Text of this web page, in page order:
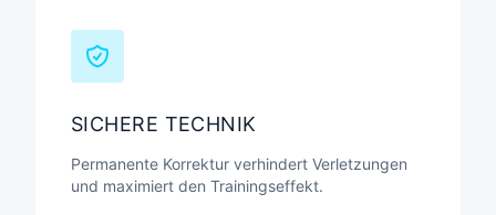
SICHERE TECHNIK
Permanente Korrektur verhindert Verletzungen
und maximiert den Trainingseffekt.